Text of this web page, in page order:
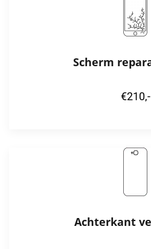
Scherm
€210,-
Achterkant